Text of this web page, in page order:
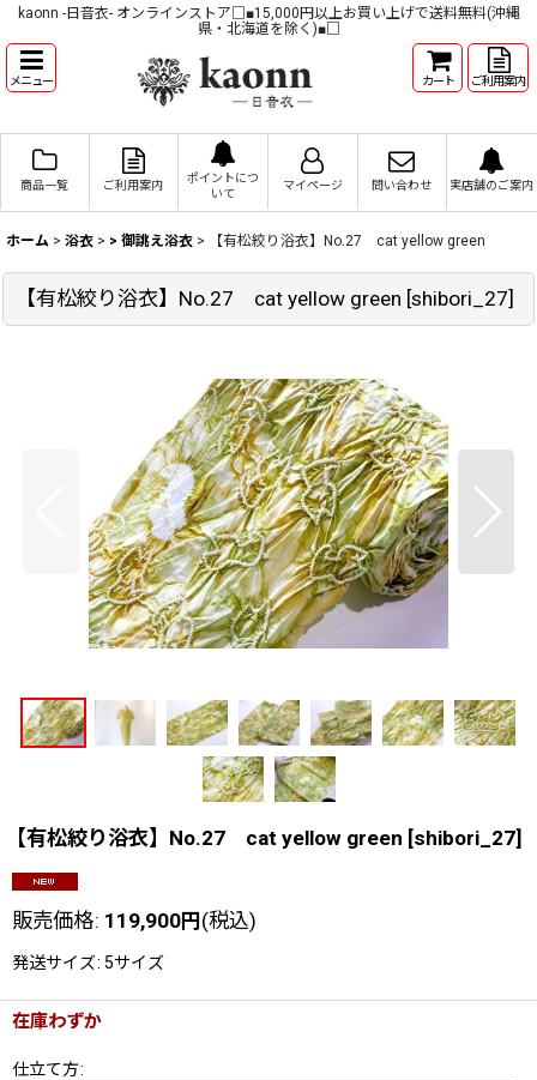
kaonn -日音衣- オンラインストア□■15,000円以上お買い上げで送料無料(沖縄
県・北海道を除く)■□
メニュー カート ご利用案内
商品一覧 ご利用案内
ポイントにつ
いて
マイページ 問い合わせ 実店舗のご案内
ホーム > 浴衣 > > 御誂え浴衣 > 【有松絞り浴衣】No.27 cat yellow green
【有松絞り浴衣】No.27 cat yellow green [shibori_27]
【有松絞り浴衣】No.27 cat yellow green [shibori_27]
販売価格: 119,900円(税込)
発送サイズ: 5サイズ
在庫わずか
仕立て方: